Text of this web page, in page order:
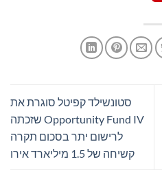
סטונשילד קפיטל סוגרת את
Opportunity Fund IV שזכתה
לרישום יתר בסכום תקרה
קשיחה של 1.5 מיליארד אירו